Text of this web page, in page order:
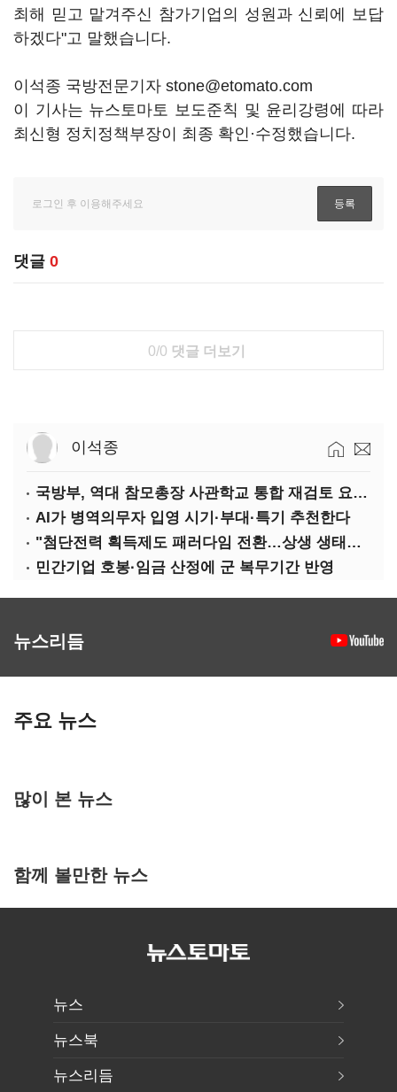
최해 믿고 맡겨주신 참가기업의 성원과 신뢰에 보답
하겠다"고 말했습니다.
이석종 국방전문기자 stone@etomato.com
이 기사는 뉴스토마토 보도준칙 및 윤리강령에 따라
최신형 정치정책부장이 최종 확인·수정했습니다.
댓글 0
0/0 댓글 더보기
이석종
국방부, 역대 참모총장 사관학교 통합 재검토 요구에 "다양한 의견 수렴해 합리적 시스템 만들 것"
AI가 병역의무자 입영 시기·부대·특기 추천한다
"첨단전력 획득제도 패러다임 전환…상생 생태계 조성해 대체불가 K-방산 도약"
민간기업 호봉·임금 산정에 군 복무기간 반영
뉴스리듬
주요 뉴스
많이 본 뉴스
함께 볼만한 뉴스
뉴스
뉴스북
뉴스리듬